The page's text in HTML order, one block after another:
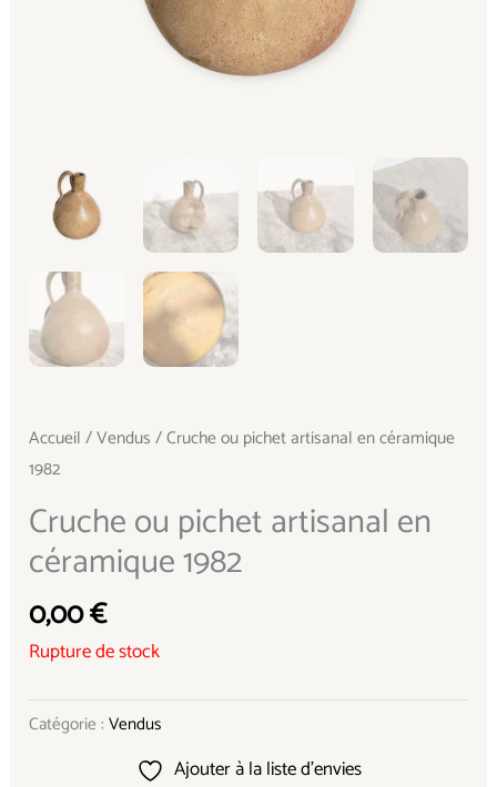
Accueil /Vendus / Cruche ou pichet artisanal en céramique
1982
Cruche ou pichet artisanal en
céramique 1982
0,00€
Rupture de stock
Catégorie :Vendus
Ajouter à la liste d’envies